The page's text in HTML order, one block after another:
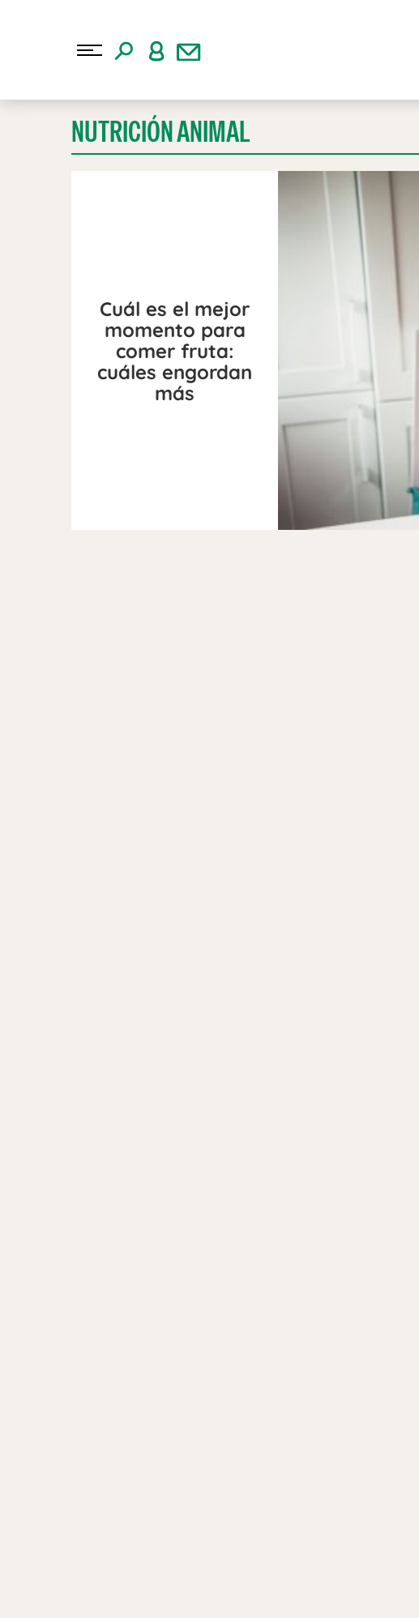
NUTRICIÓN ANIMAL
Cuál es el mejor
momento para
comer fruta:
cuáles engordan
más